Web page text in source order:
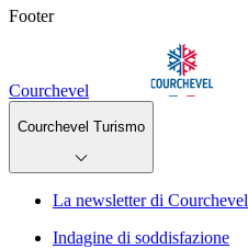
Footer
Courchevel
Courchevel Turismo
La newsletter di Courchevel
Indagine di soddisfazione